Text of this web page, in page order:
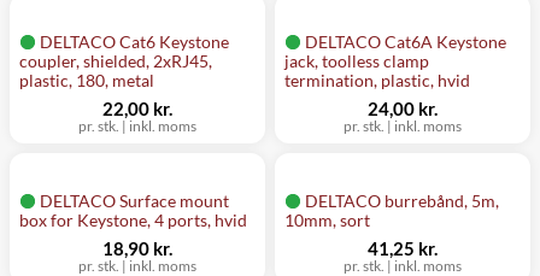
DELTACO Cat6 Keystone
coupler, shielded, 2xRJ45,
plastic, 180, metal
pr. stk. | inkl. moms
22,00 kr.
DELTACO Cat6A Keystone
jack, toolless clamp
termination, plastic, hvid
pr. stk. | inkl. moms
24,00 kr.
DELTACO Surface mount
box for Keystone, 4 ports, hvid
pr. stk. | inkl. moms
18,90 kr.
DELTACO burrebånd, 5m,
10mm, sort
pr. stk. | inkl. moms
41,25 kr.